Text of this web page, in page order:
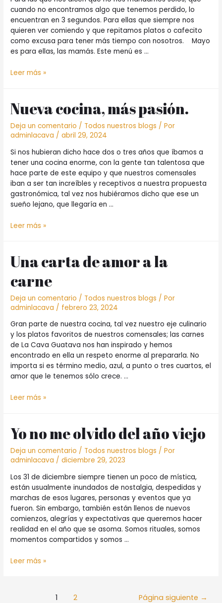
para
celebrar
el
amor
de
nuestras
cuando no encontramos algo que tenemos perdido, lo
encuentran en 3 segundos. Para ellas que siempre nos
quieren ver comiendo y que repitamos platos o cafecito
como excusa para tener más tiempo con nosotros. Mayo
es para ellas, las mamás. Este menú es …
Mayo
de
Mamá
Leer más »
Nueva cocina, más pasión.
Deja un comentario / Todos nuestros blogs / Por
adminlacava /abril 29, 2024
Si nos hubieran dicho hace dos o tres años que íbamos a
tener una cocina enorme, con la gente tan talentosa que
hace parte de este equipo y que nuestros comensales
iban a ser tan increíbles y receptivos a nuestra propuesta
gastronómica, tal vez nos hubiéramos dicho que ese un
sueño lejano, que llegaría en …
Nueva
pasión.
Leer más »
Una carta de amor a la
carne
Deja un comentario / Todos nuestros blogs / Por
adminlacava / febrero 23, 2024
Gran parte de nuestra cocina, tal vez nuestro eje culinario
y los platos favoritos de nuestros comensales; las carnes
de La Cava Guatava nos han inspirado y hemos
encontrado en ella un respeto enorme al prepararla. No
importa si es término medio, azul, a punto o tres cuartos, el
amor que le tenemos sólo crece. …
Una
amor
a
la
carne
Leer más »
Yo no me olvido del año viejo
Deja un comentario / Todos nuestros blogs / Por
adminlacava /diciembre 29, 2023
Los 31 de diciembre siempre tienen un poco de mística,
están usualmente inundados de nostalgia, despedidas y
marchas de esos lugares, personas y eventos que ya
fueron. Sin embargo, también están llenos de nuevos
comienzos, alegrías y expectativas que queremos hacer
realidad en el año que se asoma. Somos rituales, somos
momentos compartidos y somos …
Yo
Leer más »
1 2 Página siguiente →